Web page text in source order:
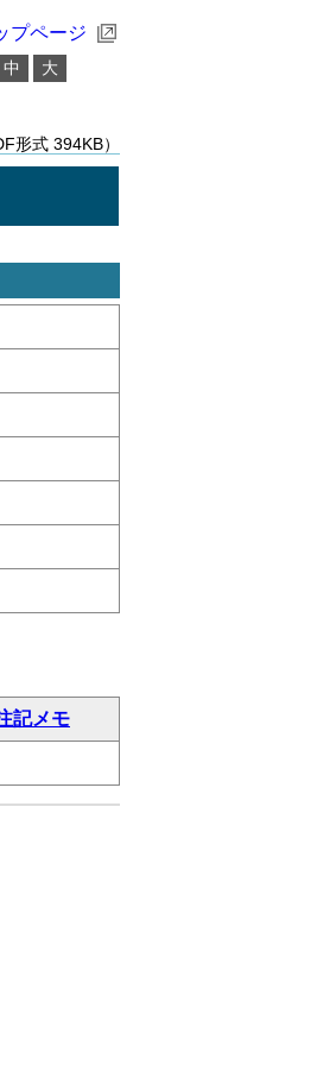
プページ
中
大
形式 394KB）
記メモ